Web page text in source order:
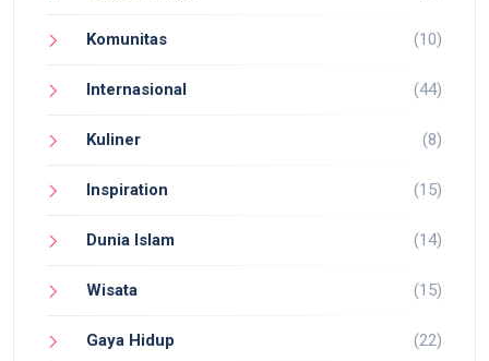
Komunitas (10)
Internasional (44)
Kuliner (8)
Inspiration (15)
Dunia Islam (14)
Wisata (15)
Gaya Hidup (22)